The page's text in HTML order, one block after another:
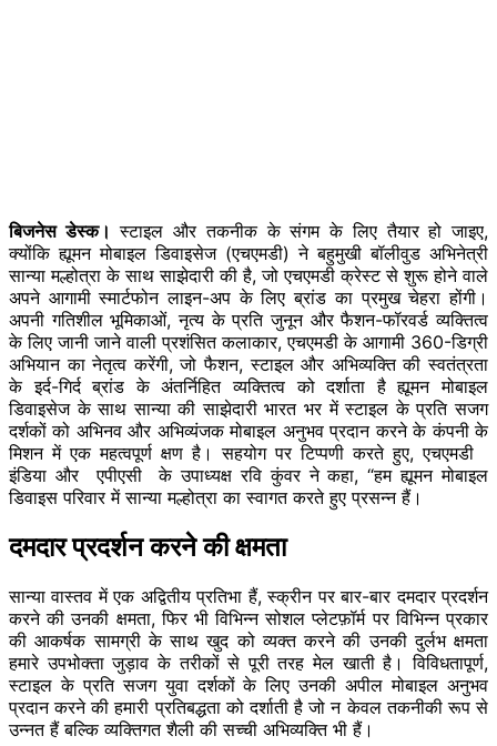
बिजनेस डेस्क। स्टाइल और तकनीक के संगम के लिए तैयार हो जाइए,
क्योंकि ह्यूमन मोबाइल डिवाइसेज (एचएमडी) ने बहुमुखी बॉलीवुड अभिनेत्री
सान्या मल्होत्रा के साथ साझेदारी की है, जो एचएमडी क्रेस्ट से शुरू होने वाले
अपने आगामी स्मार्टफोन लाइन-अप के लिए ब्रांड का प्रमुख चेहरा होंगी।
अपनी गतिशील भूमिकाओं, नृत्य के प्रति जुनून और फैशन-फॉरवर्ड व्यक्तित्व
के लिए जानी जाने वाली प्रशंसित कलाकार, एचएमडी के आगामी 360-डिग्री
अभियान का नेतृत्व करेंगी, जो फैशन, स्टाइल और अभिव्यक्ति की स्वतंत्रता
के इर्द-गिर्द ब्रांड के अंतर्निहित व्यक्तित्व को दर्शाता है ह्यूमन मोबाइल
डिवाइसेज के साथ सान्या की साझेदारी भारत भर में स्टाइल के प्रति सजग
दर्शकों को अभिनव और अभिव्यंजक मोबाइल अनुभव प्रदान करने के कंपनी के
मिशन में एक महत्वपूर्ण क्षण है। सहयोग पर टिप्पणी करते हुए, एचएमडी
इंडिया और एपीएसी के उपाध्यक्ष रवि कुंवर ने कहा, “हम ह्यूमन मोबाइल
डिवाइस परिवार में सान्या मल्होत्रा का स्वागत करते हुए प्रसन्न हैं।
दमदार प्रदर्शन करने की क्षमता
सान्या वास्तव में एक अद्वितीय प्रतिभा हैं, स्क्रीन पर बार-बार दमदार प्रदर्शन
करने की उनकी क्षमता, फिर भी विभिन्न सोशल प्लेटफ़ॉर्म पर विभिन्न प्रकार
की आकर्षक सामग्री के साथ खुद को व्यक्त करने की उनकी दुर्लभ क्षमता
हमारे उपभोक्ता जुड़ाव के तरीकों से पूरी तरह मेल खाती है। विविधतापूर्ण,
स्टाइल के प्रति सजग युवा दर्शकों के लिए उनकी अपील मोबाइल अनुभव
प्रदान करने की हमारी प्रतिबद्धता को दर्शाती है जो न केवल तकनीकी रूप से
उन्नत हैं बल्कि व्यक्तिगत शैली की सच्ची अभिव्यक्ति भी हैं।